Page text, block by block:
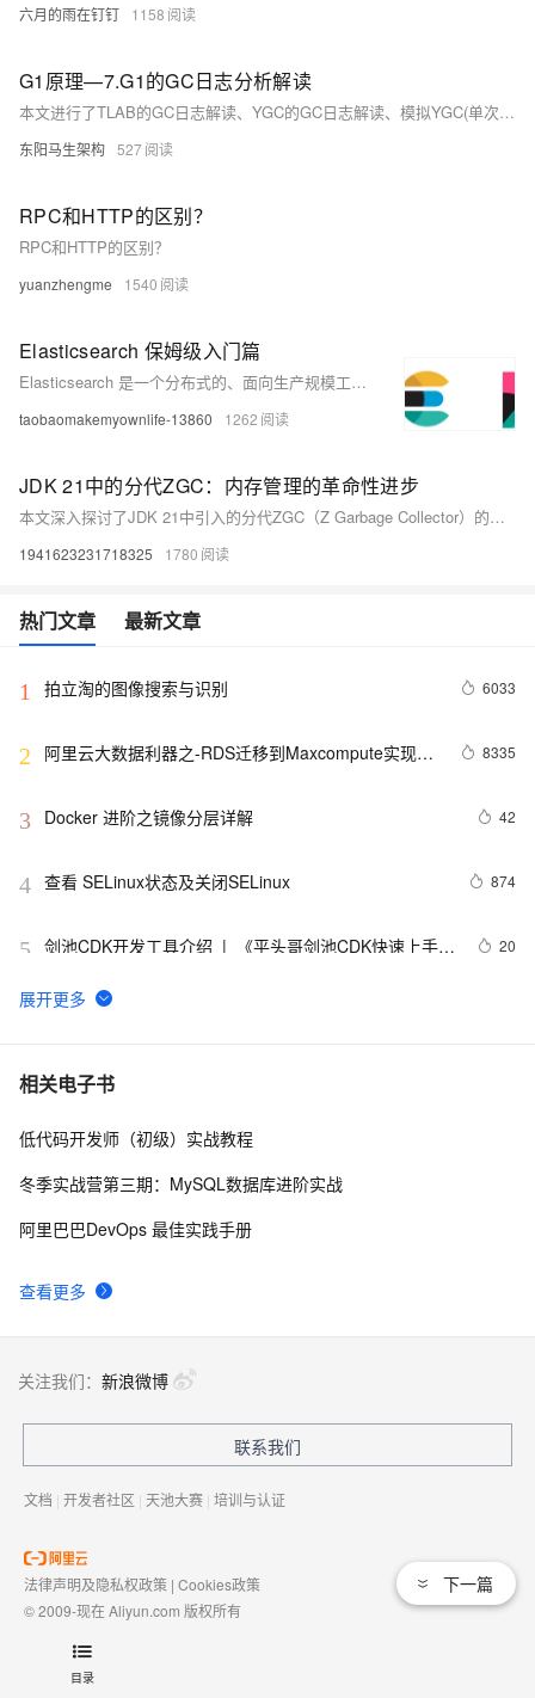
目录
六月的雨在钉钉 1158
G1原理—7.G1的GC日志分析解读
本文进行了TLAB的GC日志解读、YGC的GC日志解读、模拟YGC(单次GC及多次GC的不同场景)、打开实验选项查看YGC的详情日志信息、Mixed GC日志信息之初始标记过程、Mixed GC日志信息之混合回收过程。
东阳马生架构 527
RPC和HTTP的区别？
RPC和HTTP的区别？
yuanzhengme 1540
Elasticsearch 保姆级入门篇
Elasticsearch 是一个分布式的、面向生产规模工作负载优化的搜索引擎。 Kibana 可以将 Elasticsearch 中的数据转化为直观的图表、图形和仪表盘。 这篇文章，您将学习本地安装 Elasticsearch 和 Kibana，以及使用开发工具/ Java SDK 创建索引和搜索数据。
taobaomakemyownlife-13860 1262
JDK 21中的分代ZGC：内存管理的革命性进步
本文深入探讨了JDK 21中引入的分代ZGC（Z Garbage Collector）的工作原理、特性及其对现代应用程序性能的影响。分代ZGC是一种基于分代收集的垃圾回收器，通过优化内存分配和回收过程，实现了更高的吞吐量和更低的延迟。本文将分析分代ZGC的设计哲学、技术细节以及在实际应用中的优势，并展示如何通过配置和优化分代ZGC来提升Java应用程序的性能。
1941623231718325 1780
热门文章 最新文章
1 拍立淘的图像搜索与识别 6033
2
阿里云大数据利器之-RDS迁移到Maxcompute实现动
8335
3 Docker 进阶之镜像分层详解 42
4 查看 SELinux状态及关闭SELinux 874
5 剑池CDK开发工具介绍  |  《平头哥剑池CDK快速上手指
20
6 WebAssembly 在 MOSN 中的实践 - 基础框架篇
7 userdel使用说明
8 自己看系统的“系统还原”
相关电子书
查看更多
低代码开发师（初级）实战教程
冬季实战营第三期：MySQL数据库进阶实战
阿里巴巴DevOps 最佳实践手册
下一篇
关注我们： 新浪微博
联系我们
文档 | 开发者社区 | 天池大赛 | 培训与认证
法律声明及隐私权政策 | Cookies政策
© 2009-现在 Aliyun.com 版权所有
域名注册服务机构许可：